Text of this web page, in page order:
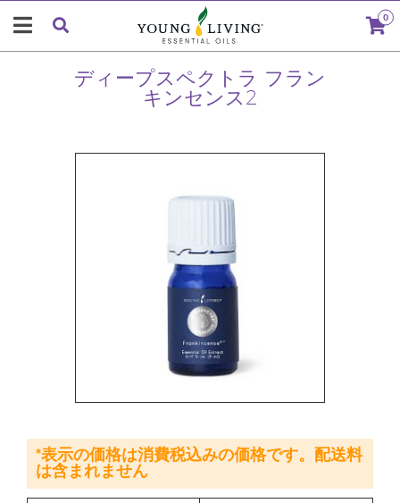
0
ディープスペクトラ フラン
キンセンス2
*表示の価格は消費税込みの価格です。配送料
は含まれません